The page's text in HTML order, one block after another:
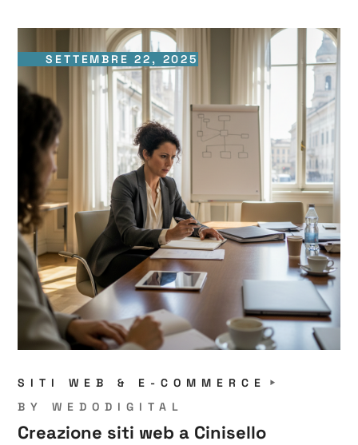
SETTEMBRE 22, 2025
SITI WEB & E-COMMERCE
BYWEDODIGITAL
Creazione siti web a Cinisello